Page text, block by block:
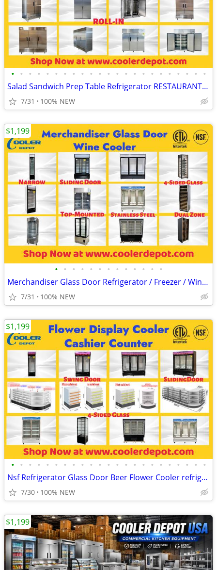
• • • • • • • • • • • • • • • • • • • • • • •
Salad Sandwich Prep Table Refrigerator RESTAURANT EQUIPMENT More photo
7/31 100% NEW
• • • • • • • • • • • • •
Merchandiser Glass Door Refrigerator / Freezer / Wine Cooler
7/31 100% NEW
$1,199
• • • • • • • • • • • • • • • • • • • • • • •
Nsf Refrigerator Glass Door Beer Flower Cooler refrigerators RESTAURAN
7/30 100% NEW
$1,199
$1,199